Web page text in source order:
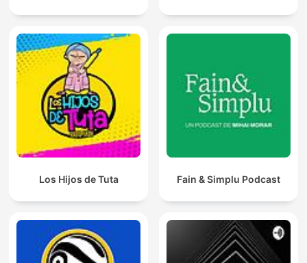
Los Hijos de Tuta Fain & Simplu Podcast